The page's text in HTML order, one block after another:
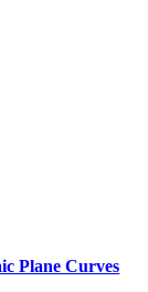
Plane Curves